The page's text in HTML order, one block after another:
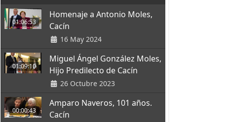
01:06:53
Homenaje a Antonio Moles,
Cacín
16 May 2024
01:09:10
Miguel Ángel González Moles,
Hijo Predilecto de Cacín
26 Octubre 2023
00:00:43
Amparo Naveros, 101 años.
Cacín